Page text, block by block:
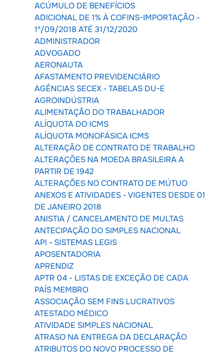
ACÚMULO DE BENEFÍCIOS
ADICIONAL DE 1% À COFINS-IMPORTAÇÃO -
1º/09/2018 ATÉ 31/12/2020
ADMINISTRADOR
ADVOGADO
AERONAUTA
AFASTAMENTO PREVIDENCIÁRIO
AGÊNCIAS SECEX - TABELAS DU-E
AGROINDÚSTRIA
ALIMENTAÇÃO DO TRABALHADOR
ALÍQUOTA DO ICMS
ALÍQUOTA MONOFÁSICA ICMS
ALTERAÇÃO DE CONTRATO DE TRABALHO
ALTERAÇÕES NA MOEDA BRASILEIRA A
PARTIR DE 1942
ALTERAÇÕES NO CONTRATO DE MÚTUO
ANEXOS E ATIVIDADES - VIGENTES DESDE 01
DE JANEIRO 2018
ANISTIA / CANCELAMENTO DE MULTAS
ANTECIPAÇÃO DO SIMPLES NACIONAL
API - SISTEMAS LEGIS
APOSENTADORIA
APRENDIZ
APTR 04 - LISTAS DE EXCEÇÃO DE CADA
PAÍS MEMBRO
ASSOCIAÇÃO SEM FINS LUCRATIVOS
ATESTADO MÉDICO
ATIVIDADE SIMPLES NACIONAL
ATRASO NA ENTREGA DA DECLARAÇÃO
ATRIBUTOS DO NOVO PROCESSO DE